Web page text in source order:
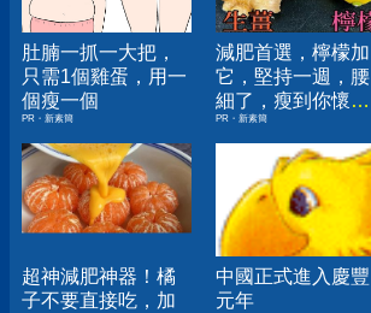
肚腩一抓一大把，
只需1個雞蛋，用一
個瘦一個
PR・新素簡
減肥首選，檸檬加
它，堅持一週，腰
細了，瘦到你懷疑
人生
PR・新素簡
超神減肥神器！橘
子不要直接吃，加
中國正式進入慶豐
元年